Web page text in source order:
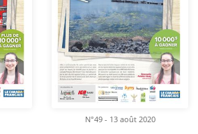
N°49 - 13 août 2020